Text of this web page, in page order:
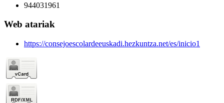
944031961
Web atariak
https://consejoescolardeeuskadi.hezkuntza.net/es/inicio1